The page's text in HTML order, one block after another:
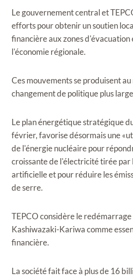
Le gouvernement central et
efforts pour obtenir un soutien
financière aux zones d'évacuation
l'économie régionale.
Ces mouvements se produisent
changement de politique plus
Le plan énergétique stratégique
février, favorise désormais une
de l'énergie nucléaire pour
croissante de l'électricité tirée
artificielle et pour réduire les
de serre.
TEPCO considère le
Kashiwazaki-Kariwa comme
financière.
La société fait face à plus de 16